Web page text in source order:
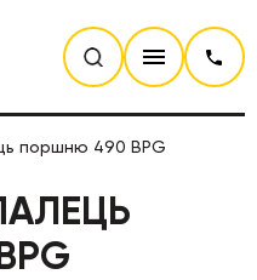
поршню 490 BPG